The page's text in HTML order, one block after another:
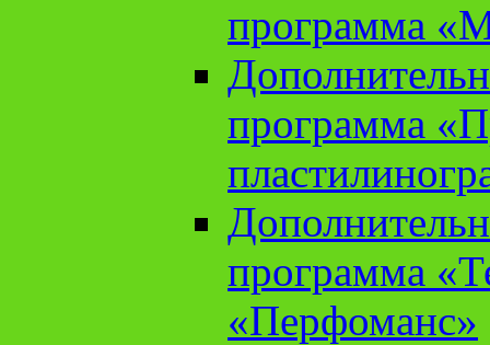
программа
программа
программа
«Перфоманс»